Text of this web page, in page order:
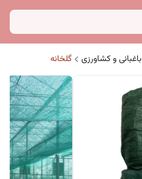
باغبانی و کشاورزی گلخانه